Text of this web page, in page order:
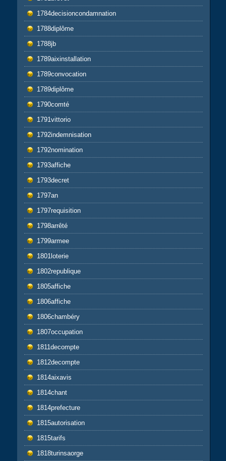
1784decisioncondamnation
1788diplôme
1788jb
1789aixinstallation
1789convocation
1789diplôme
1790comté
1791vittorio
1792indemnisation
1792nomination
1793affiche
1793decret
1797an
1797requisition
1798arrêté
1799armee
1801loterie
1802republique
1805affiche
1806affiche
1806chambéry
1807occupation
1811decompte
1812decompte
1814aixavis
1814chant
1814prefecture
1815autorisation
1815tarifs
1818turinsaorge